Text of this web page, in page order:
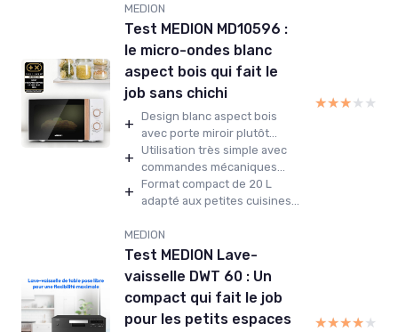
MEDION
Test MEDION MD10596 :
le micro-ondes blanc
aspect bois qui fait le
job sans chichi
+ Design blanc aspect bois
avec porte miroir plutôt...
+ Utilisation très simple avec
commandes mécaniques...
+ Format compact de 20 L
adapté aux petites cuisines...
★★★★★
★★★★★
MEDION
Test MEDION Lave-
vaisselle DWT 60 : Un
compact qui fait le job
pour les petits espaces
★★★★★
★★★★★